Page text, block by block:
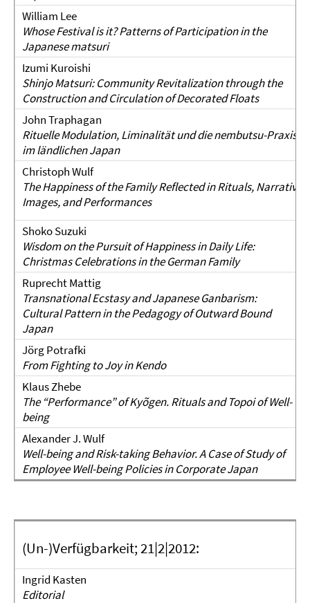
William Lee
Whose Festival is it? Patterns of Participation in the
Japanese matsuri
Izumi Kuroishi
Shinjo Matsuri: Community Revitalization through the
Construction and Circulation of Decorated Floats
John Traphagan
Rituelle Modulation, Liminalität und die nembutsu-Praxis
im ländlichen Japan
Christoph Wulf
The Happiness of the Family Reflected in Rituals, Narratives,
Images, and Performances
Shoko Suzuki
Wisdom on the Pursuit of Happiness in Daily Life:
Christmas Celebrations in the German Family
Ruprecht Mattig
Transnational Ecstasy and Japanese Ganbarism:
Cultural Pattern in the Pedagogy of Outward Bound
Japan
Jörg Potrafki
From Fighting to Joy in Kendo
Klaus Zhebe
The “Performance” of Kyõgen.Rituals and Topoi of Well-
being
Alexander J. Wulf
Well-being and Risk-taking Behavior. A Case of Study of
Employee Well-being Policies in Corporate Japan
(Un-)Verfügbarkeit; 21|2|2012:
Ingrid Kasten
Editorial